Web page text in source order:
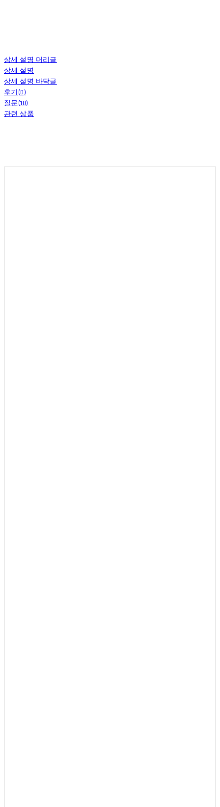
상세 설명 머리글
상세 설명
상세 설명 바닥글
후기(0)
질문(10)
관련 상품